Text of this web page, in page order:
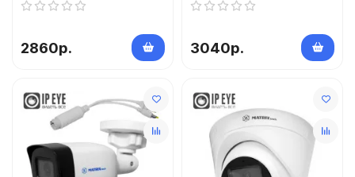
2860р. 3040р.